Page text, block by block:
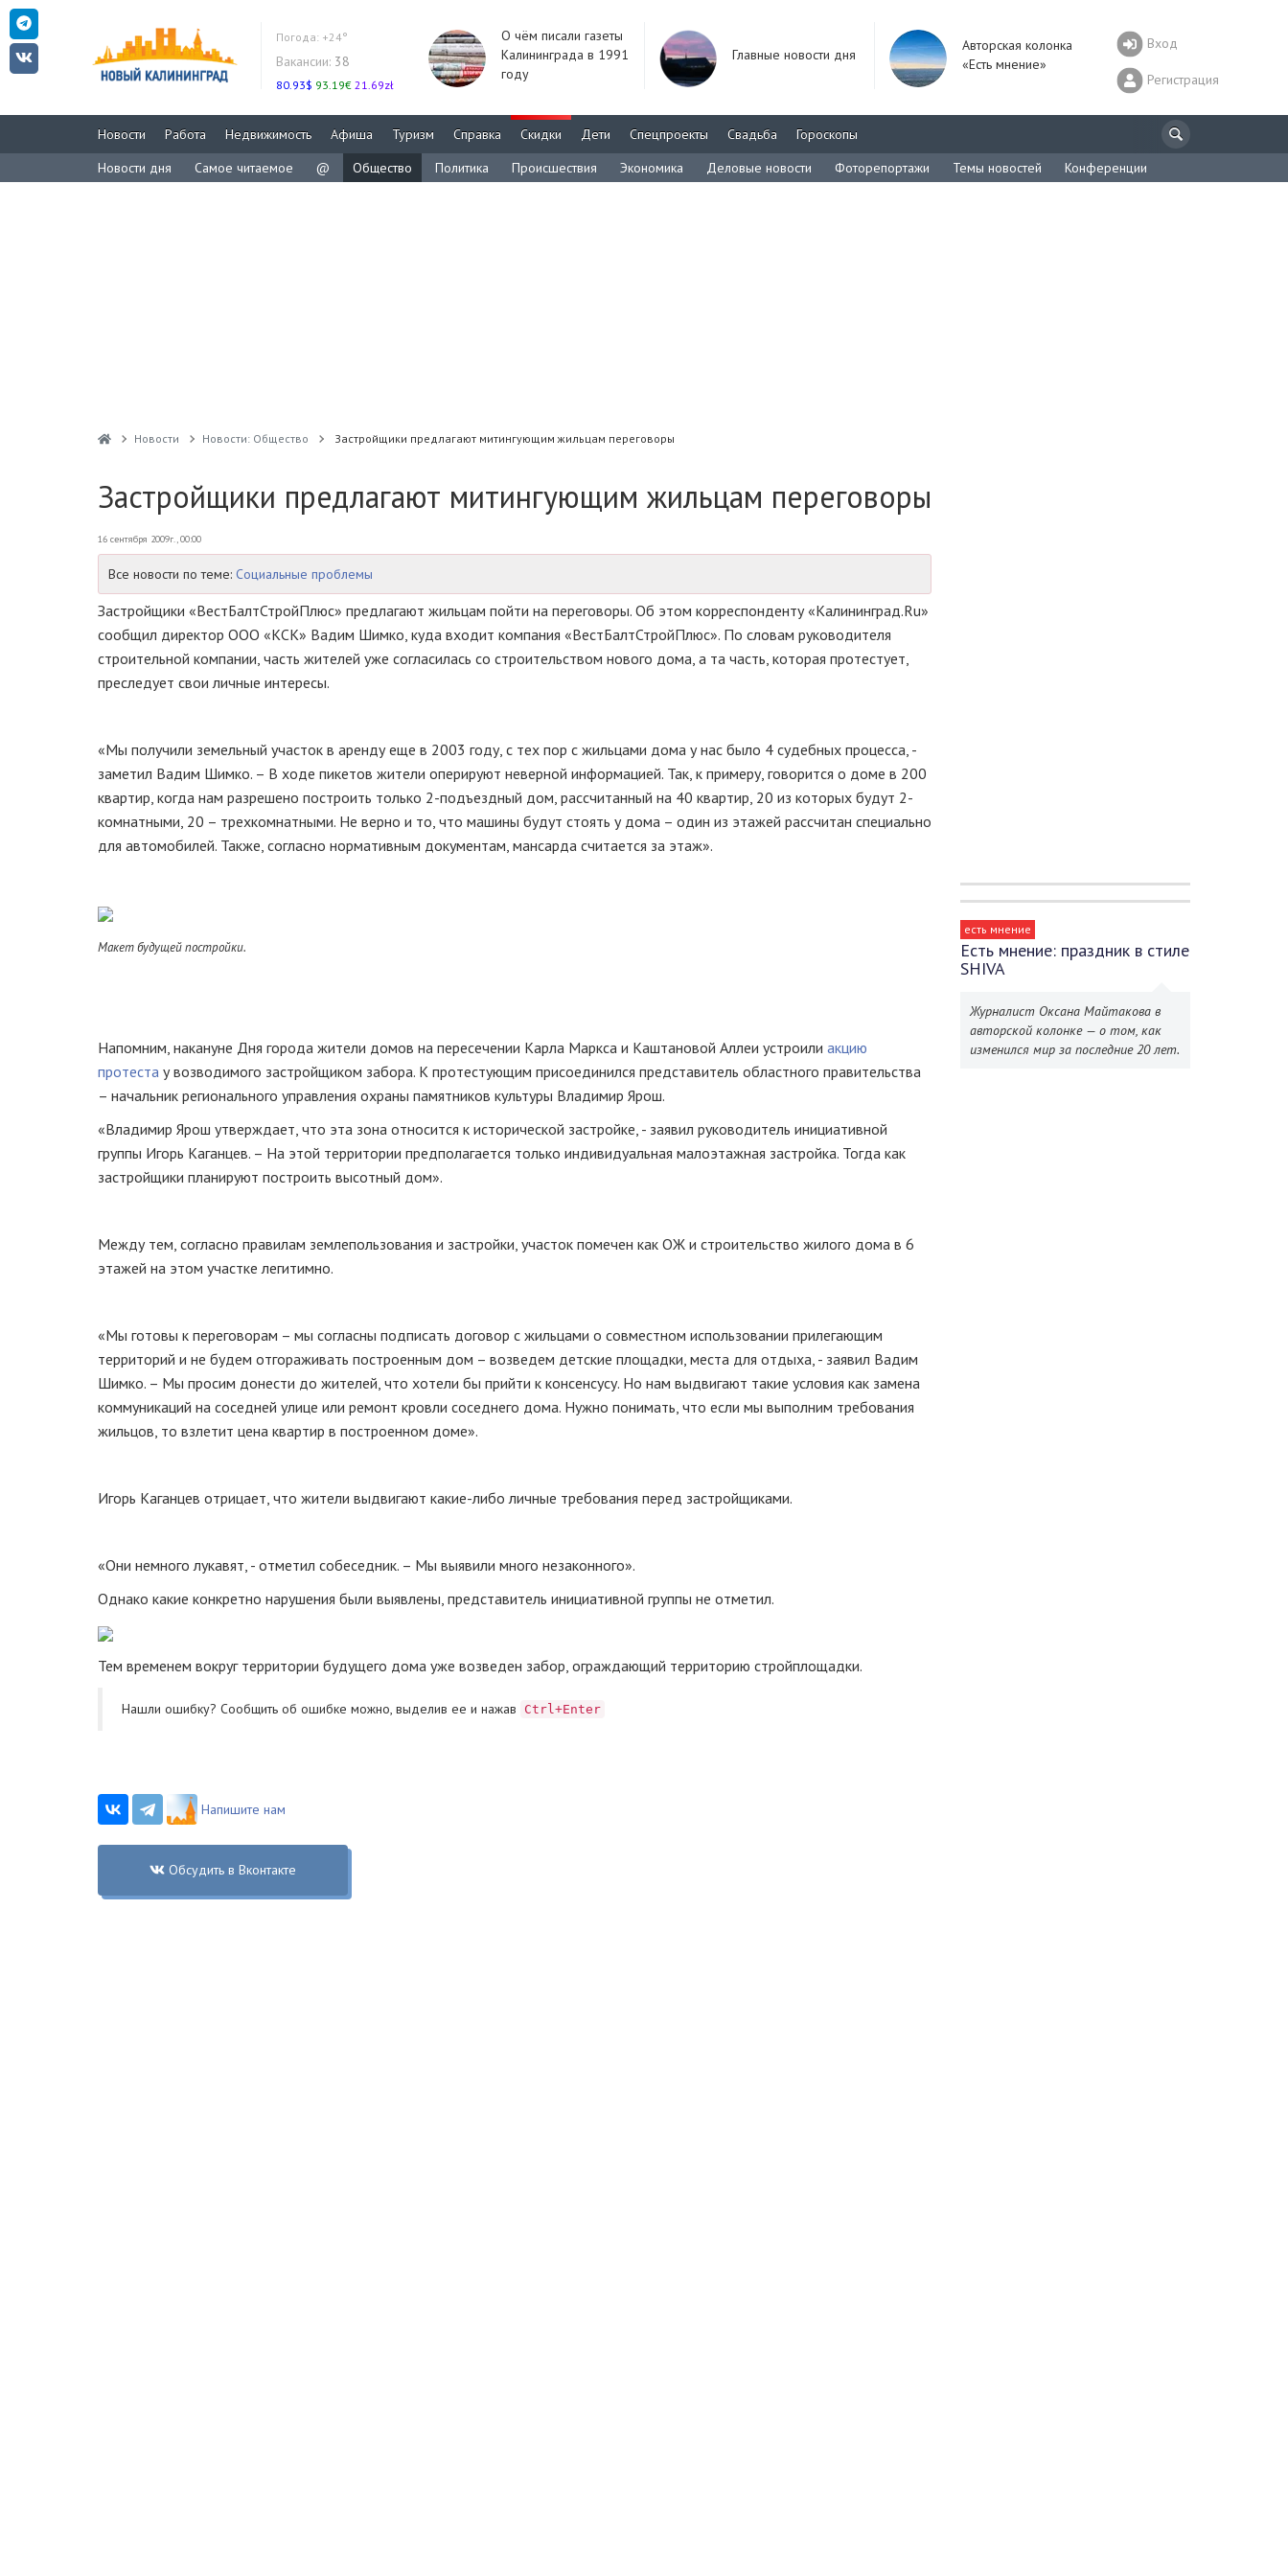
Погода: +24°
Вакансии: 38
80.93$ 93.19€ 21.69zł
О чём писали газеты
Калининграда в 1991
году
Главные новости дня
Авторская колонка
«Есть мнение»
Вход
Регистрация
Новости Работа Недвижимость Афиша Туризм Справка Скидки Дети Спецпроекты Свадьба
Гороскопы
Новости дня
Самое читаемое @ Общество Политика Происшествия Экономика Деловые новости Фоторепортажи Темы новостей Конференции
Новости Новости: Общество Застройщики предлагают митингующим жильцам переговоры
Застройщики предлагают митингующим жильцам переговоры
16 сентября 2009г., 00:00
Все новости по теме: Социальные проблемы
Застройщики «ВестБалтСтройПлюс» предлагают жильцам пойти на переговоры. Об этом корреспонденту «Калининград.Ru»
сообщил директор ООО «КСК» Вадим Шимко, куда входит компания «ВестБалтСтройПлюс». По словам руководителя
строительной компании, часть жителей уже согласилась со строительством нового дома, а та часть, которая протестует,
преследует свои личные интересы.
«Мы получили земельный участок в аренду еще в 2003 году, с тех пор с жильцами дома у нас было 4 судебных процесса, -
заметил Вадим Шимко. – В ходе пикетов жители оперируют неверной информацией. Так, к примеру, говорится о доме в 200
квартир, когда нам разрешено построить только 2-подъездный дом, рассчитанный на 40 квартир, 20 из которых будут 2-
комнатными, 20 – трехкомнатными. Не верно и то, что машины будут стоять у дома – один из этажей рассчитан специально
для автомобилей. Также, согласно нормативным документам, мансарда считается за этаж».
Макет будущей постройки.
Напомним, накануне Дня города жители домов на пересечении Карла Маркса и Каштановой Аллеи устроили акцию
протеста у возводимого застройщиком забора. К протестующим присоединился представитель областного правительства
– начальник регионального управления охраны памятников культуры Владимир Ярош.
«Владимир Ярош утверждает, что эта зона относится к исторической застройке, - заявил руководитель инициативной
группы Игорь Каганцев. – На этой территории предполагается только индивидуальная малоэтажная застройка. Тогда как
застройщики планируют построить высотный дом».
Между тем, согласно правилам землепользования и застройки, участок помечен как ОЖ и строительство жилого дома в 6
этажей на этом участке легитимно.
«Мы готовы к переговорам – мы согласны подписать договор с жильцами о совместном использовании прилегающим
территорий и не будем отгораживать построенным дом – возведем детские площадки, места для отдыха, - заявил Вадим
Шимко. – Мы просим донести до жителей, что хотели бы прийти к консенсусу. Но нам выдвигают такие условия как замена
коммуникаций на соседней улице или ремонт кровли соседнего дома. Нужно понимать, что если мы выполним требования
жильцов, то взлетит цена квартир в построенном доме».
Игорь Каганцев отрицает, что жители выдвигают какие-либо личные требования перед застройщиками.
«Они немного лукавят, - отметил собеседник. – Мы выявили много незаконного».
Однако какие конкретно нарушения были выявлены, представитель инициативной группы не отметил.
Тем временем вокруг территории будущего дома уже возведен забор, ограждающий территорию стройплощадки.
Нашли ошибку? Cообщить об ошибке можно, выделив ее и нажав Ctrl+Enter
Напишите нам
Обсудить в Вконтакте
есть мнение
Есть мнение: праздник в стиле
SHIVA
Журналист Оксана Майтакова в
авторской колонке — о том, как
изменился мир за последние 20 лет.